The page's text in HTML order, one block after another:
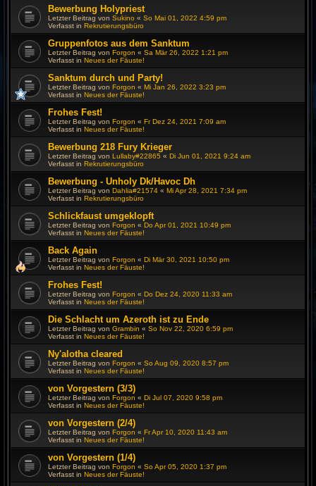
Bewerbung Holypriest
Letzter Beitrag von Sukino « So Mai 01, 2022 4:59 pm
Verfasst in Rekrutierungsbüro
Gruppenfotos aus dem Sanktum
Letzter Beitrag von Forgon « Sa Mär 26, 2022 1:21 pm
Verfasst in Neues der Fäuste!
Sanktum durch und Party!
Letzter Beitrag von Forgon « Mi Jan 26, 2022 3:23 pm
Verfasst in Neues der Fäuste!
Frohes Fest!
Letzter Beitrag von Forgon « Fr Dez 24, 2021 7:09 am
Verfasst in Neues der Fäuste!
Bewerbung 218 Fury Krieger
Letzter Beitrag von Lullaby#22865 « Di Jun 01, 2021 9:24 am
Verfasst in Rekrutierungsbüro
Bewerbung - Unholy Dk/Havoc Dh
Letzter Beitrag von Dahlia#21574 « Mi Apr 28, 2021 7:34 pm
Verfasst in Rekrutierungsbüro
Schlickfaust umgeklopft
Letzter Beitrag von Forgon « Do Apr 01, 2021 10:49 pm
Verfasst in Neues der Fäuste!
Back Again
Letzter Beitrag von Forgon « Di Mär 30, 2021 10:50 pm
Verfasst in Neues der Fäuste!
Frohes Fest!
Letzter Beitrag von Forgon « Do Dez 24, 2020 11:33 am
Verfasst in Neues der Fäuste!
Die Schlacht um Azeroth ist zu Ende
Letzter Beitrag von Grambin « So Nov 22, 2020 6:59 pm
Verfasst in Neues der Fäuste!
Ny'alotha cleared
Letzter Beitrag von Forgon « So Aug 09, 2020 8:57 pm
Verfasst in Neues der Fäuste!
von Vorgestern (3/3)
Letzter Beitrag von Forgon « Di Jul 07, 2020 9:58 pm
Verfasst in Neues der Fäuste!
von Vorgestern (2/4)
Letzter Beitrag von Forgon « Fr Apr 10, 2020 11:43 am
Verfasst in Neues der Fäuste!
von Vorgestern (1/4)
Letzter Beitrag von Forgon « So Apr 05, 2020 1:37 pm
Verfasst in Neues der Fäuste!